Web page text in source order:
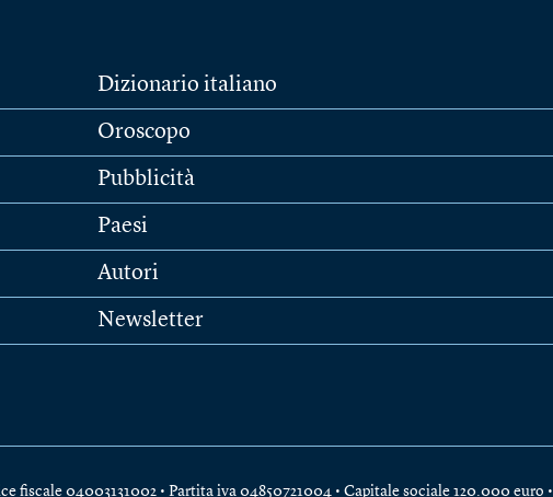
Dizionario italiano
Oroscopo
Pubblicità
Paesi
Autori
Newsletter
fiscale 04003131002 • Partita iva 04850721004 • Capitale sociale 120.000 euro •